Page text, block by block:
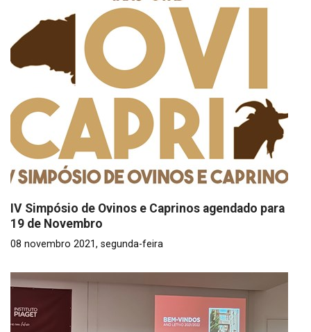
IV Simpósio de Ovinos e Caprinos agendado para
19 de Novembro
08 novembro 2021, segunda-feira